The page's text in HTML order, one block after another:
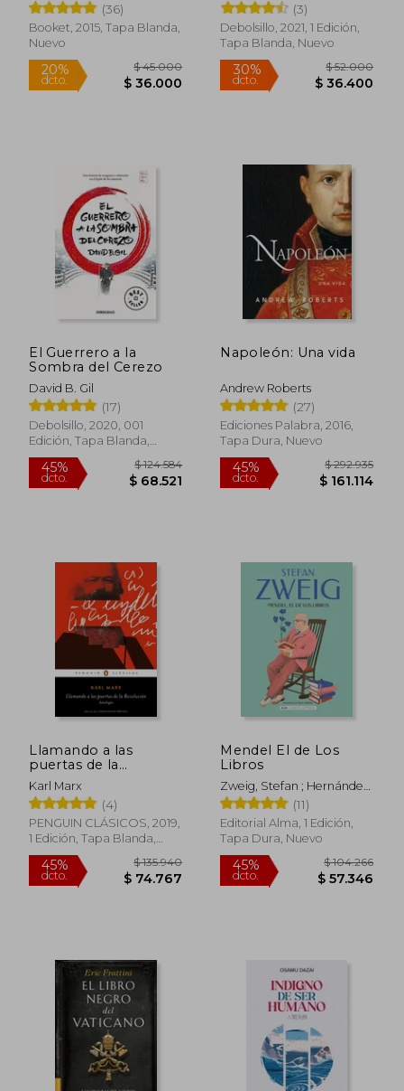
(36)
Booket, 2015, Tapa Blanda,
Nuevo
20%
(3)
Debolsillo, 2021, 1 Edición,
Tapa Blanda, Nuevo
30%
El Guerrero a la
Sombra del Cerezo
David B. Gil
(17)
Debolsillo, 2020, 001
Edición, Tapa Blanda,
Nuevo
45%
dcto.
Napoleón: Una vida
Andrew Roberts
(27)
Ediciones Palabra, 2016,
Tapa Dura, Nuevo
45%
dcto.
Llamando a las
puertas de la
revolución
Karl Marx
(4)
PENGUIN CLÁSICOS, 2019,
1 Edición, Tapa Blanda,
Nuevo
Mendel El de Los
Libros
Zweig, Stefan ; Hernández
Rodilla, Itziar ; Pallarès,
Marc
(11)
Editorial Alma, 1 Edición,
Tapa Dura, Nuevo